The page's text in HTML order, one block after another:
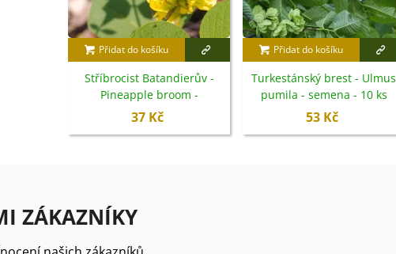
Přidat do košíku
Stříbrocist Batandierův -
Pineapple broom -
Argyrocytisus battandieri -
37 Kč
Přidat do košíku
Turkestánský brest - Ulmus
pumila - semena - 10 ks
53 Kč
ZÁKAZNÍKY